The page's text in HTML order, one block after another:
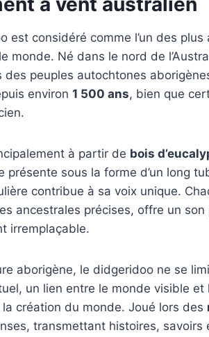
est considéré comme l’un des
monde. Né dans le nord de
des peuples autochtones
environ 1 500 ans, bien que
à partir de bois
présente sous la forme d’un long
contribue à sa voix unique.
ancestrales précises, offre un
irremplaçable.
aborigène, le didgeridoo ne se
un lien entre le monde visible
création du monde. Joué lors des
transmettant histoires,